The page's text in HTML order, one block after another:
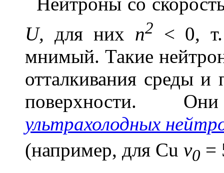
U, для них n2
< 0, т.
мнимый. Такие
отталкивания среды и
поверхности.
ультрахолодных
(например, для Cu v0 =